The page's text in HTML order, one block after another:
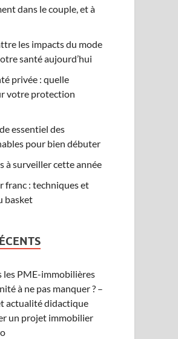
dans le couple, et à
les impacts du mode
santé aujourd’hui
privée : quelle
votre protection
essentiel des
pour bien débuter
à surveiller cette année
franc : techniques et
basket
PME-immobilières
à ne pas manquer ? –
actualité didactique
un projet immobilier